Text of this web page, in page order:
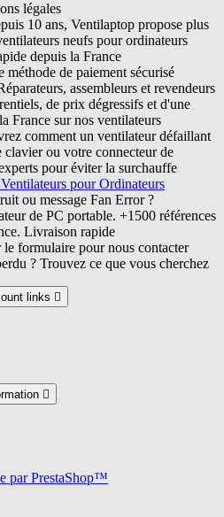
légales
10 ans, Ventilaptop propose plus
neufs pour ordinateurs
depuis la France
méthode de paiement sécurisé
assembleurs et revendeurs
de prix dégressifs et d'une
France sur nos ventilateurs
comment un ventilateur défaillant
clavier ou votre connecteur de
pour éviter la surchauffe
pour Ordinateurs
ou message Fan Error ?
de PC portable. +1500 références
Livraison rapide
formulaire pour nous contacter
? Trouvez ce que vous cherchez
links 

par PrestaShop™